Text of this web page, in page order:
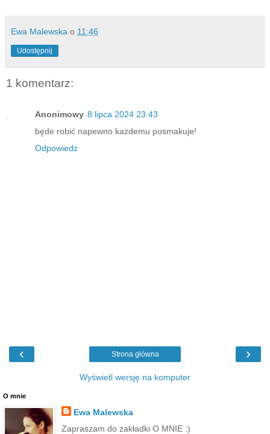
Ewa Malewska o 11:46
Udostępnij
1 komentarz:
Anonimowy 8 lipca 2024 23:43
będe robić napewno każdemu posmakuje!
Odpowiedz
‹ ›
Strona główna
Wyświetl wersję na komputer
O mnie
Ewa Malewska
Zapraszam do zakładki O MNIE :)